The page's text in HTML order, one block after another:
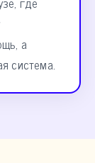
а
система.